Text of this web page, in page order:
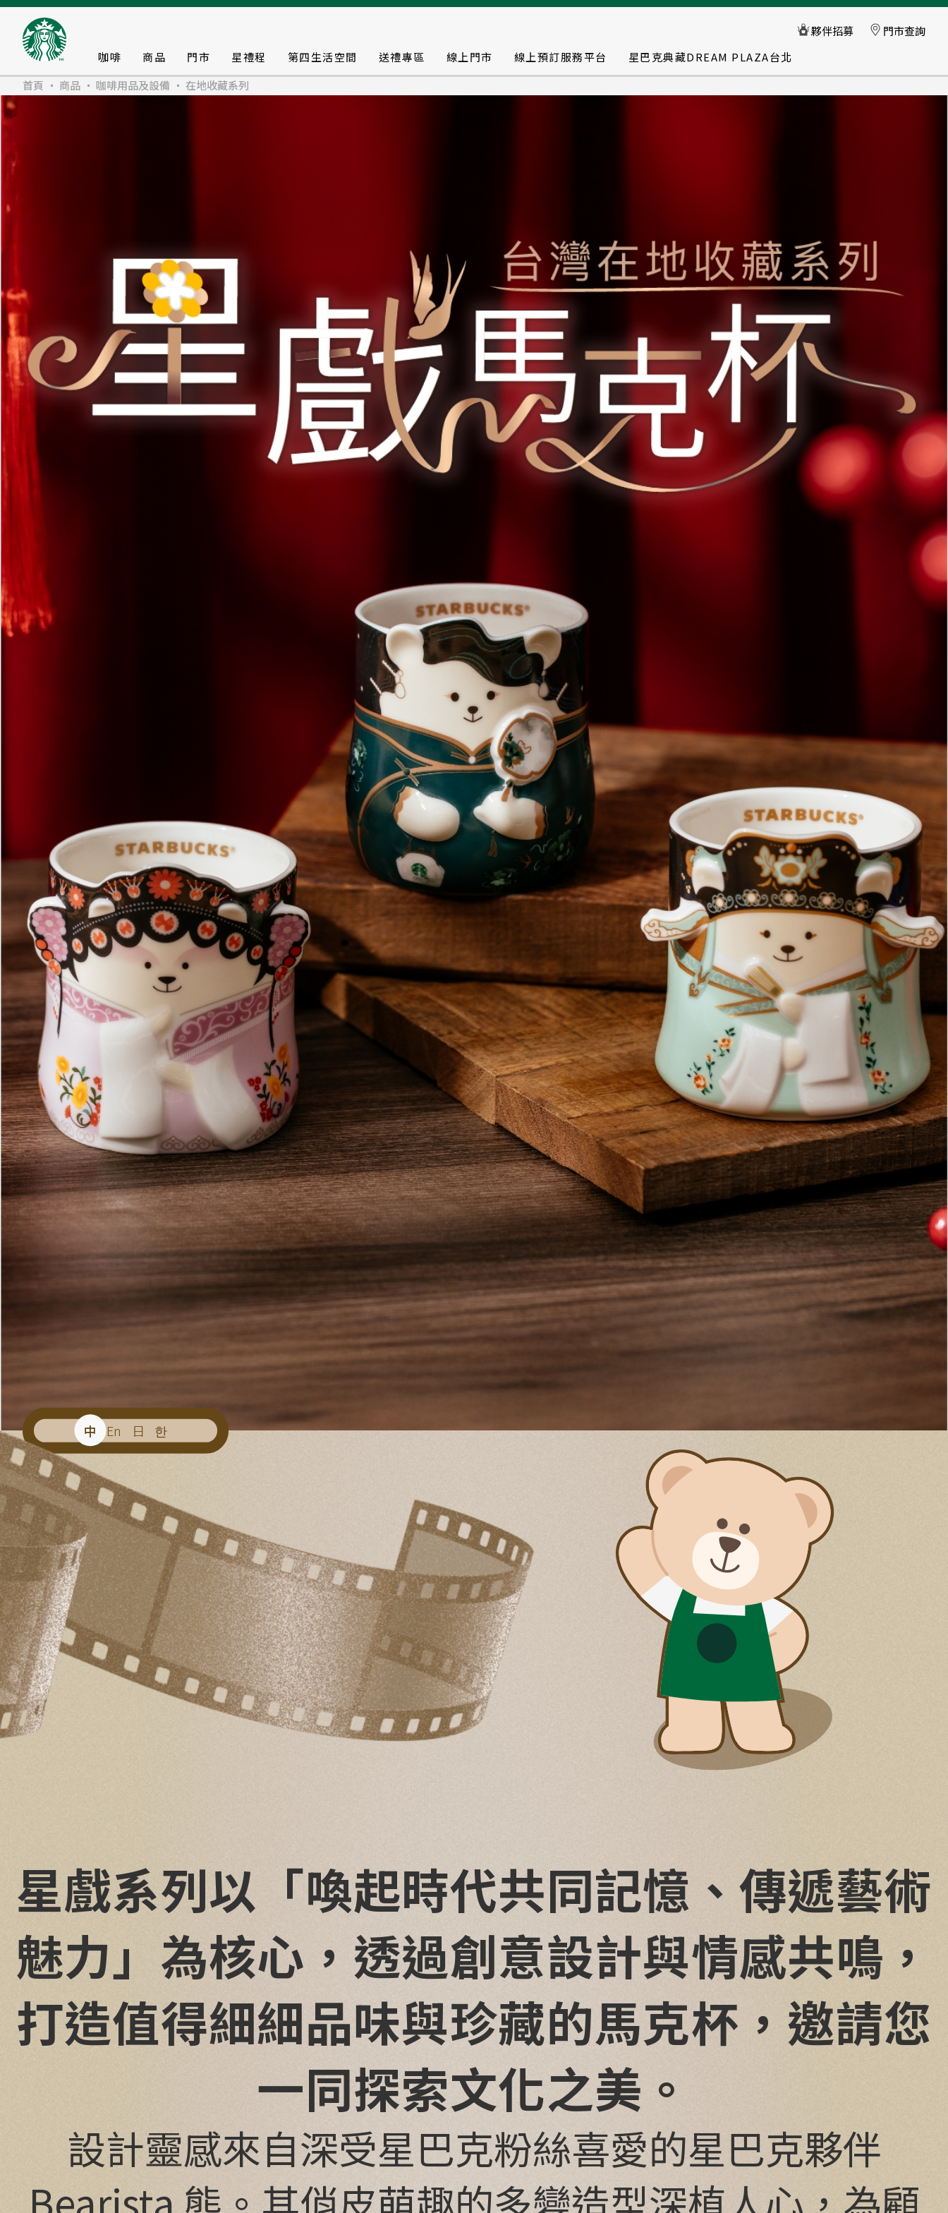
咖啡 商品 門市 星禮程 第四生活空間 送禮專區 線上門市 線上預訂服務平台
星巴克典藏DREAM PLAZA台北
首頁
商品 咖啡用品及設備 在地收藏系列
中 En 日 한
星戲系列以「喚起時代共同記憶、傳遞藝術
魅力」為核心， 透過創意設計與情感共鳴，
打造值得細細品味與珍藏的馬克杯，邀請您
一同探索文化之美。
設計靈感來自深受星巴克粉絲喜愛的星巴克夥伴